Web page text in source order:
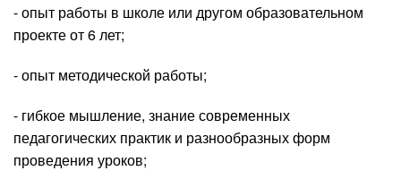
- опыт работы в школе или другом образовательном
проекте от 6 лет;
- опыт методической работы;
- гибкое мышление, знание современных
педагогических практик и разнообразных форм
проведения уроков;